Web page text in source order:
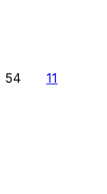
54 11